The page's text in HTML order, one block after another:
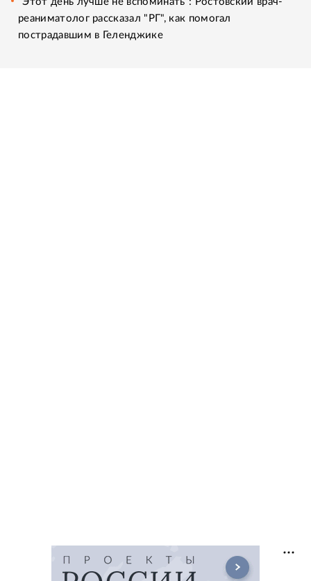
реаниматолог рассказал "РГ", как помогал
пострадавшим в Геленджике